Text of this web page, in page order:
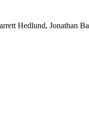
Hedlund, Jonathan